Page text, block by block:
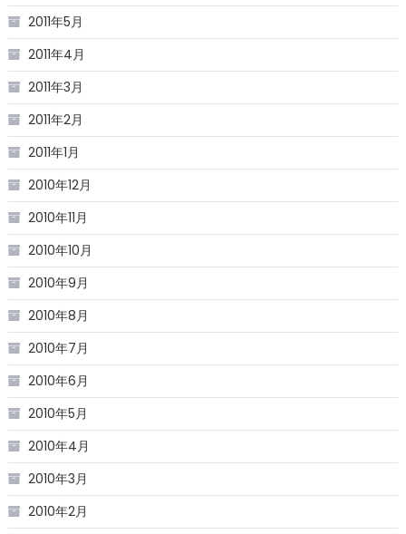
2011年5月
2011年4月
2011年3月
2011年2月
2011年1月
2010年12月
2010年11月
2010年10月
2010年9月
2010年8月
2010年7月
2010年6月
2010年5月
2010年4月
2010年3月
2010年2月